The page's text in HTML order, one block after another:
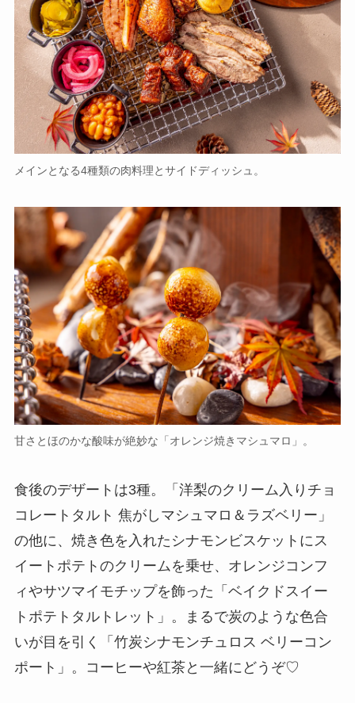
メインとなる4種類の肉料理とサイドディッシュ。
甘さとほのかな酸味が絶妙な「オレンジ焼きマシュマロ」。
食後のデザートは3種。「洋梨のクリーム入りチョ
コレートタルト 焦がしマシュマロ＆ラズベリー」
の他に、焼き色を入れたシナモンビスケットにス
イートポテトのクリームを乗せ、オレンジコンフ
ィやサツマイモチップを飾った「ベイクドスイー
トポテトタルトレット」。まるで炭のような色合
いが目を引く「竹炭シナモンチュロス ベリーコン
ポート」。コーヒーや紅茶と一緒にどうぞ♡